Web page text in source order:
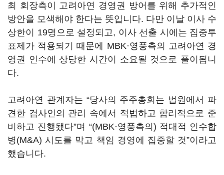
최 회장측이 고려아연 경영권 방어를 위해 추가적인
방안을 모색해야 한다는 뜻입니다. 다만 이날 이사 수
상한이 19명으로 설정되고, 이사 선출 시에는 집중투
표제가 적용되기 때문에 MBK·영풍측의 고려아연 경
영권 인수에 상당한 시간이 소요될 것으로 풀이됩니
다.
고려아연 관계자는 “당사의 주주총회는 법원에서 파
견한 검사인의 관리 속에서 적법하고 합리적으로 준
비하고 진행됐다”며 “(MBK·영풍측의) 적대적 인수합
병(M&A) 시도를 막고 책임 경영에 집중할 것”이라고
했습니다.